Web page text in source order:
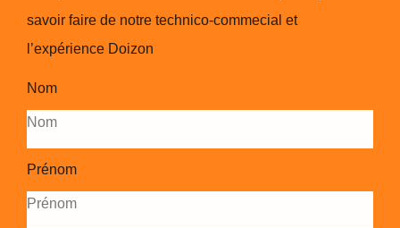
savoir faire de notre technico-commecial et
l’expérience Doizon
Nom
Prénom